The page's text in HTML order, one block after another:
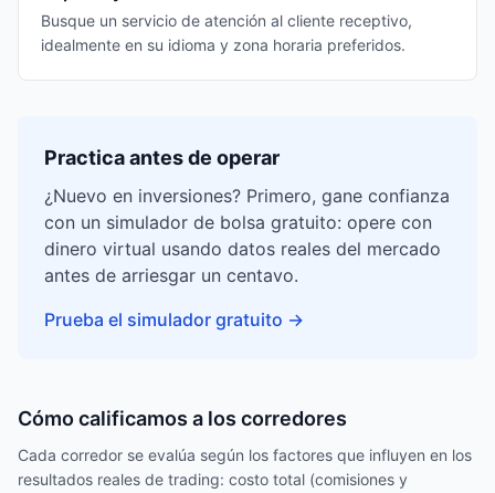
Busque un servicio de atención al cliente receptivo,
idealmente en su idioma y zona horaria preferidos.
Practica antes de operar
¿Nuevo en inversiones? Primero, gane confianza
con un simulador de bolsa gratuito: opere con
dinero virtual usando datos reales del mercado
antes de arriesgar un centavo.
Prueba el simulador gratuito →
Cómo calificamos a los corredores
Cada corredor se evalúa según los factores que influyen en los
resultados reales de trading: costo total (comisiones y